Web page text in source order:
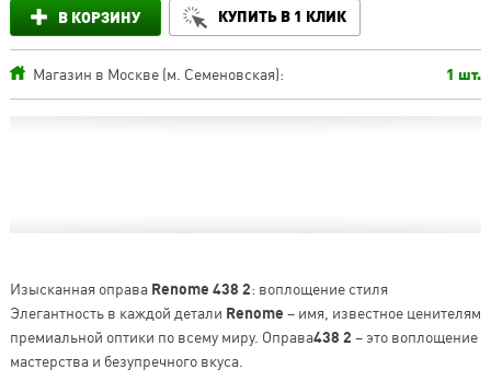
В КОРЗИНУ КУПИТЬ В 1 КЛИК
Магазин в Москве (м. Семеновская): 1 шт.
Изысканная оправа Renome 438 2: воплощение стиля
Элегантность в каждой детали Renome – имя, известное ценителям
премиальной оптики по всему миру. Оправа438 2 – это воплощение
мастерства и безупречного вкуса.